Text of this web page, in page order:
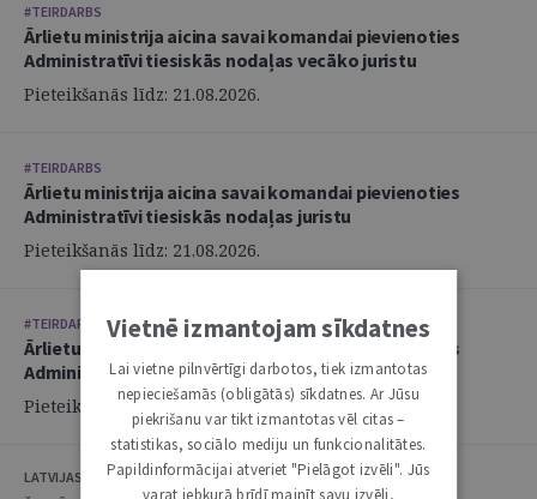
#TEIRDARBS
Ārlietu ministrija aicina savai komandai pievienoties
Administratīvi tiesiskās nodaļas vecāko juristu
Pieteikšanās līdz: 21.08.2026.
#TEIRDARBS
Ārlietu ministrija aicina savai komandai pievienoties
Administratīvi tiesiskās nodaļas juristu
Pieteikšanās līdz: 21.08.2026.
#TEIRDARBS
Ārlietu ministrija aicina savai komandai pievienoties
Administratīvi tiesiskās nodaļas juristu
Pieteikšanās līdz: 21.08.2026.
LATVIJAS ZVĒRINĀTU ADVOKĀTU PADOME
Vietnē izmantojam sīkdatnes
Lai vietne pilnvērtīgi darbotos, tiek izmantotas
nepieciešamās (obligātās) sīkdatnes. Ar Jūsu
piekrišanu var tikt izmantotas vēl citas –
statistikas, sociālo mediju un funkcionalitātes.
Papildinformācijai atveriet "Pielāgot izvēli". Jūs
varat jebkurā brīdī mainīt savu izvēli,